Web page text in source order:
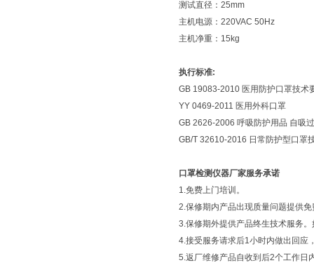
测试直径：25mm
主机电源：220VAC 50Hz
主机净重：15kg
执行标准:
GB 19083-2010 医用防护口罩技术
YY 0469-2011 医用外科口罩
GB 2626-2006 呼吸防护用品 自吸
GB/T 32610-2016 日常防护型口罩
口罩检测仪器厂家服务承诺
1.免费上门培训。
2.保修期内产品出现质量问题提供
3.保修期外提供产品终生技术服务
4.接受服务请求后1小时内做出回应
5.返厂维修产品自收到后2个工作日